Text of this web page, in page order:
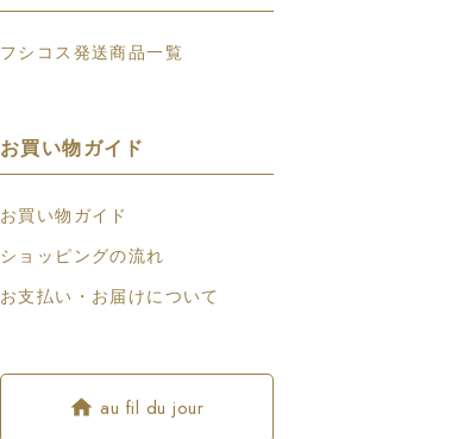
フシコス発送商品一覧
お買い物ガイド
お買い物ガイド
ショッピングの流れ
お支払い・お届けについて
au fil du jour